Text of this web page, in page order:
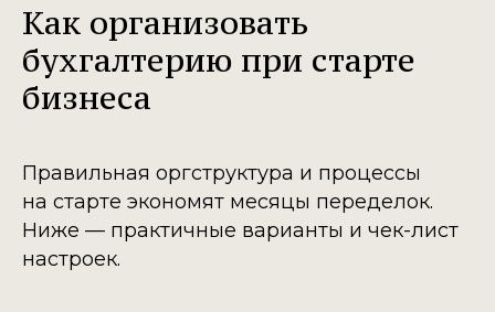
Как организовать
бухгалтерию при старте
бизнеса
Правильная оргструктура и процессы
на старте экономят месяцы переделок.
Ниже — практичные варианты и чек-лист
настроек.